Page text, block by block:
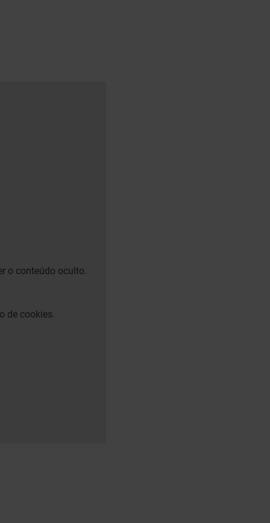
o conteúdo oculto.
de cookies.